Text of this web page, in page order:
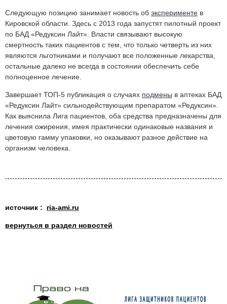
Следующую позицию занимает новость об эксперименте в
Кировской области. Здесь с 2013 года запустят пилотный проект
по БАД «Редуксин Лайт». Власти связывают высокую
смертность таких пациентов с тем, что только четверть из них
являются льготниками и получают все положенные лекарства,
остальные далеко не всегда в состоянии обеспечить себе
полноценное лечение.
Завершает ТОП-5 публикация о случаях подмены в аптеках БАД
«Редуксин Лайт» сильнодействующим препаратом «Редуксин».
Как выяснила Лига пациентов, оба средства предназначены для
лечения ожирения, имея практически одинаковые названия и
цветовую гамму упаковки, но оказывают разное действие на
организм человека.
источник : ria-ami.ru
вернуться в раздел новостей